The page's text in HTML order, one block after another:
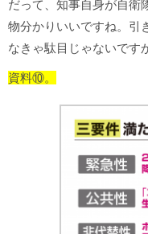
だって、知事自身が自衛
物分かりいいですね。引
なきゃ駄目じゃないです
資料⑩。